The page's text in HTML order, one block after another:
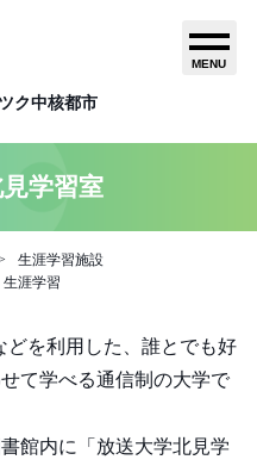
ク中核都市
MENU
学習室
生涯学習施設
生涯学習
を利用した、誰とでも好
て学べる通信制の大学で
館内に「放送大学北見学